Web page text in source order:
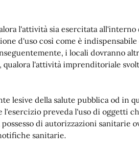
l'attività sia esercitata
d'uso così come è
i locali dovranno
l'attività imprenditoriale
lesive della salute pubblica od in
l'esercizio preveda l'uso di oggetti
di autorizzazioni sanitarie
sanitarie.